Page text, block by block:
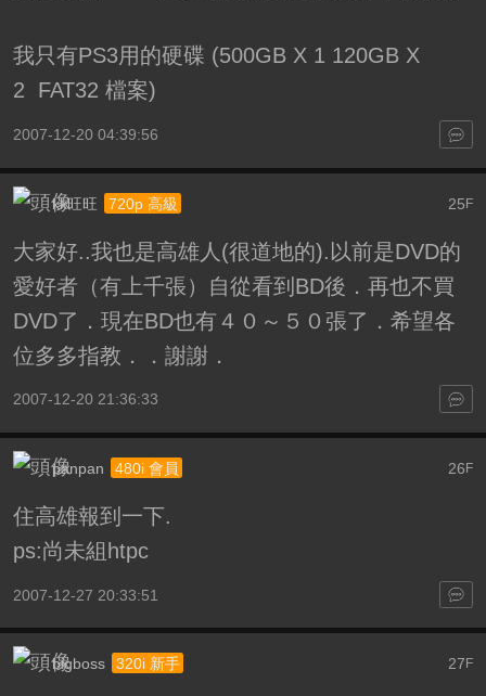
我只有PS3用的硬碟 (500GB X 1 120GB X
2 FAT32 檔案)
2007-12-20 04:39:56
25F
kk旺旺 720p 高級
大家好..我也是高雄人(很道地的).以前是DVD的
愛好者（有上千張）自從看到BD後．再也不買
DVD了．現在BD也有４０～５０張了．希望各
位多多指教．．謝謝．
2007-12-20 21:36:33
26 F
panpan 480i 會員
住高雄報到一下.
ps:尚未組htpc
2007-12-27 20:33:51
27 F
bigboss 320i 新手